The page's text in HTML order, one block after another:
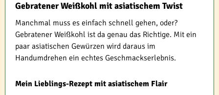
Gebratener Weißkohl mit asiatischem Twist
Manchmal muss es einfach schnell gehen, oder?
Gebratener Weißkohl ist da genau das Richtige. Mit ein
paar asiatischen Gewürzen wird daraus im
Handumdrehen ein echtes Geschmackserlebnis.
Mein Lieblings-Rezept mit asiatischem Flair